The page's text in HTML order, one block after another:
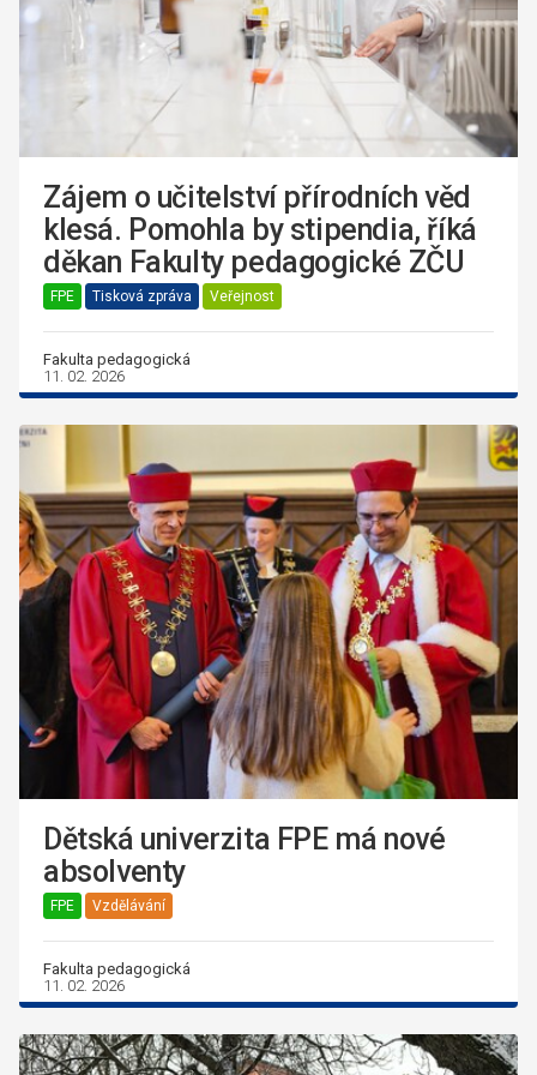
Zájem o učitelství přírodních věd
klesá. Pomohla by stipendia, říká
děkan Fakulty pedagogické ZČU
FPE Tisková zpráva Veřejnost
Fakulta pedagogická
11. 02. 2026
Dětská univerzita FPE má nové
absolventy
FPE Vzdělávání
Fakulta pedagogická
11. 02. 2026